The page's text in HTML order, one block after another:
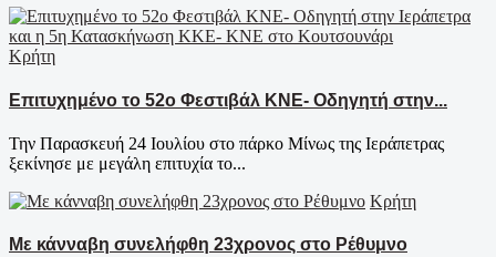
Κρήτη
Επιτυχημένο το 52ο Φεστιβάλ ΚΝΕ- Οδηγητή στην...
Την Παρασκευή 24 Ιουλίου στο πάρκο Μίνως της Ιεράπετρας
ξεκίνησε με μεγάλη επιτυχία το...
Κρήτη
Με κάνναβη συνελήφθη 23χρονος στο Ρέθυμνο